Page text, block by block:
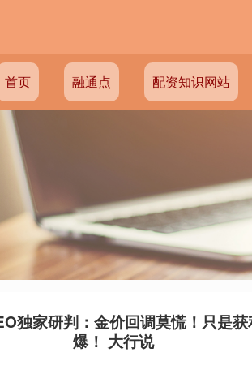
首页 融通点 配资知识网站
独家研判：金价回调莫慌！只是
爆！ 大行说